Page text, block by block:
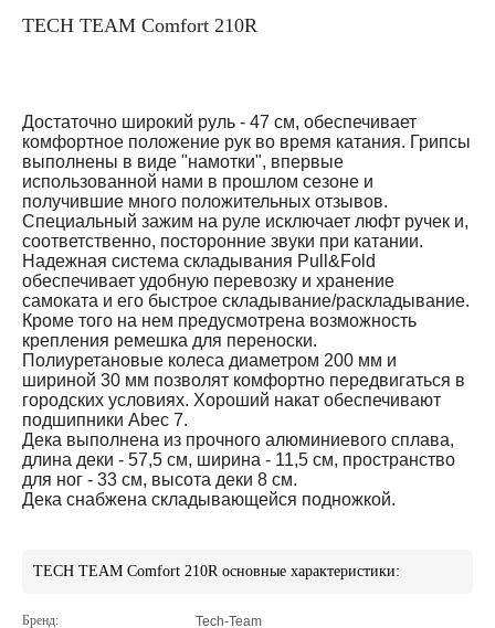
TECH TEAM Comfort 210R
Достаточно широкий руль - 47 см, обеспечивает
комфортное положение рук во время катания. Грипсы
выполнены в виде "намотки", впервые
использованной нами в прошлом сезоне и
получившие много положительных отзывов.
Специальный зажим на руле исключает люфт ручек и,
соответственно, посторонние звуки при катании.
Надежная система складывания Pull&Fold
обеспечивает удобную перевозку и хранение
самоката и его быстрое складывание/раскладывание.
Кроме того на нем предусмотрена возможность
крепления ремешка для переноски.
Полиуретановые колеса диаметром 200 мм и
шириной 30 мм позволят комфортно передвигаться в
городских условиях. Хороший накат обеспечивают
подшипники Abec 7.
Дека выполнена из прочного алюминиевого сплава,
длина деки - 57,5 см, ширина - 11,5 см, пространство
для ног - 33 см, высота деки 8 см.
Дека снабжена складывающейся подножкой.
TECH TEAM Comfort 210R основные характеристики:
Бренд: Tech-Team